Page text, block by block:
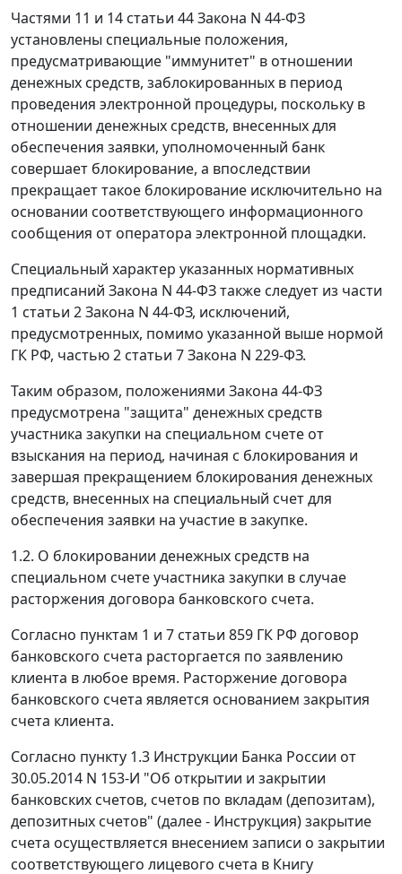
Частями 11 и 14 статьи 44 Закона N 44-ФЗ
установлены специальные положения,
предусматривающие "иммунитет" в отношении
денежных средств, заблокированных в период
проведения электронной процедуры, поскольку в
отношении денежных средств, внесенных для
обеспечения заявки, уполномоченный банк
совершает блокирование, а впоследствии
прекращает такое блокирование исключительно на
основании соответствующего информационного
сообщения от оператора электронной площадки.
Специальный характер указанных нормативных
предписаний Закона N 44-ФЗ также следует из части
1 статьи 2 Закона N 44-ФЗ, исключений,
предусмотренных, помимо указанной выше нормой
ГК РФ, частью 2 статьи 7 Закона N 229-ФЗ.
Таким образом, положениями Закона 44-ФЗ
предусмотрена "защита" денежных средств
участника закупки на специальном счете от
взыскания на период, начиная с блокирования и
завершая прекращением блокирования денежных
средств, внесенных на специальный счет для
обеспечения заявки на участие в закупке.
1.2. О блокировании денежных средств на
специальном счете участника закупки в случае
расторжения договора банковского счета.
Согласно пунктам 1 и 7 статьи 859 ГК РФ договор
банковского счета расторгается по заявлению
клиента в любое время. Расторжение договора
банковского счета является основанием закрытия
счета клиента.
Согласно пункту 1.3 Инструкции Банка России от
30.05.2014 N 153-И "Об открытии и закрытии
банковских счетов, счетов по вкладам (депозитам),
депозитных счетов" (далее - Инструкция) закрытие
счета осуществляется внесением записи о закрытии
соответствующего лицевого счета в Книгу